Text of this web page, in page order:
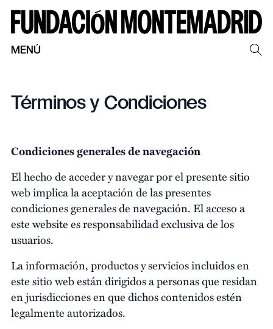
MENÚ
Términos y Condiciones
Condiciones generales de navegación
El hecho de acceder y navegar por el presente sitio
web implica la aceptación de las presentes
condiciones generales de navegación. El acceso a
este website es responsabilidad exclusiva de los
usuarios.
La información, productos y servicios incluidos en
este sitio web están dirigidos a personas que residan
en jurisdicciones en que dichos contenidos estén
legalmente autorizados.